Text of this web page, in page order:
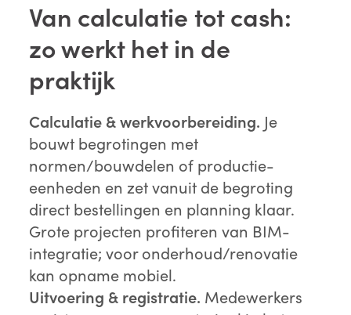
Van calculatie tot cash:
zo werkt het in de
praktijk
Calculatie & werkvoorbereiding. Je
bouwt begrotingen met
normen/bouwdelen of productie-
eenheden en zet vanuit de begroting
direct bestellingen en planning klaar.
Grote projecten profiteren van BIM-
integratie; voor onderhoud/renovatie
kan opname mobiel.
Uitvoering & registratie. Medewerkers